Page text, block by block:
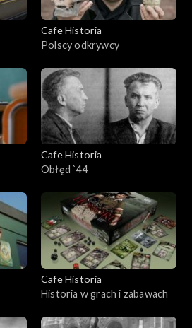
Cafe Historia
Polscy odkrywcy
Cafe Historia
Obłęd `44
Cafe Historia
Historia w grach i zabawach